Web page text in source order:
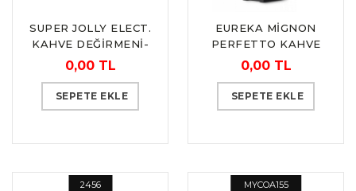
SUPER JOLLY ELECT.
KAHVE DEĞİRMENİ-
OTOMATİK
“MAZZER”
0,00 TL
SEPETE EKLE
EUREKA MİGNON
PERFETTO KAHVE
DEĞİRMENİ
0,00 TL
SEPETE EKLE
2456
MYCOA155